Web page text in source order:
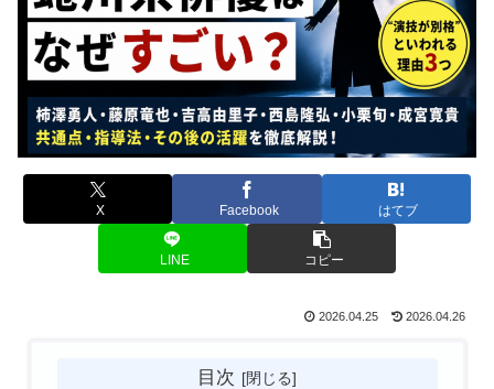
X Facebook はてブ
LINE コピー
2026.04.25 2026.04.26
目次